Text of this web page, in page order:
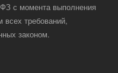
с момента выполнения
всех требований,
законом.